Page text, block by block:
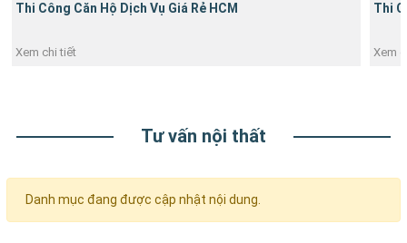
Thi Công Căn Hộ Dịch Vụ Giá Rẻ HCM
Xem chi tiết
Thi
Xem
Tư vấn nội thất
Danh mục đang được cập nhật nội dung.